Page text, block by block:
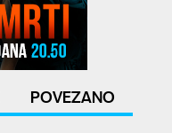
POVEZANO